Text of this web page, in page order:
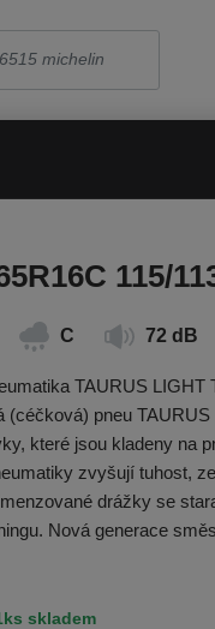
115/
C 72 dB
TAURUS LIGHT
(céčková) pneu
které jsou kladeny na
zvyšují tuhost,
drážky se
Nová generace
skladem